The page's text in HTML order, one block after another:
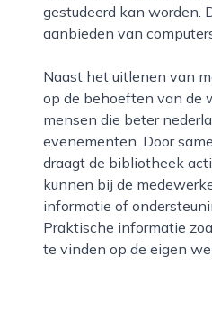
gestudeerd kan worden.
aanbieden van
Naast het uitlenen van materialen organiseert bibliotheek hatert regelmatig activiteiten die inspelen
op de behoeften van de
mensen die beter
evenementen. Door
draagt de bibliotheek
kunnen bij de
informatie of
Praktische informatie
te vinden op de eigen